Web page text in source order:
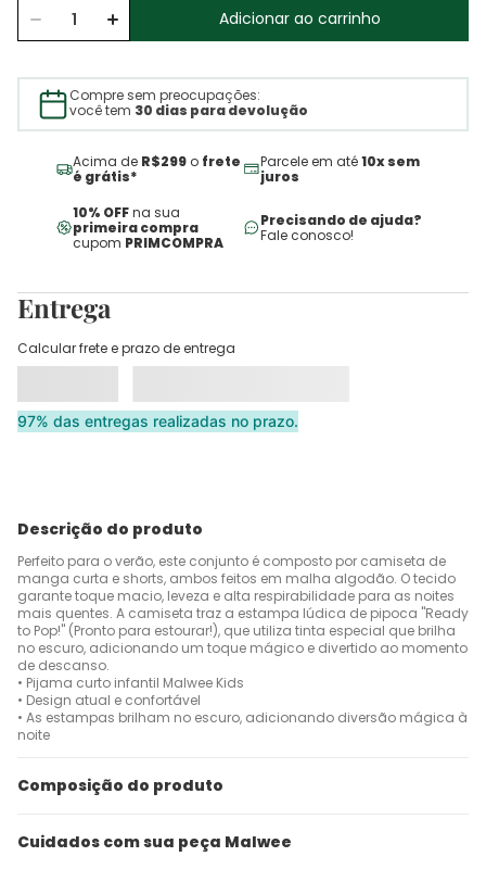
Adicionar ao carrinho
Compre sem preocupações:
você tem 30 dias para devolução
Acima de R$299 o frete
é grátis*
Parcele em até10x sem
juros
10% OFFna sua
primeira compra
cupom PRIMCOMPRA
Precisando de ajuda?
Fale conosco!
Entrega
Calcular frete e prazo de entrega
97% das entregas realizadas no prazo.
Descrição do produto
Perfeito para o verão, este conjunto é composto por camiseta de
manga curta e shorts, ambos feitos em malha algodão. O tecido
garante toque macio, leveza e alta respirabilidade para as noites
mais quentes. A camiseta traz a estampa lúdica de pipoca "Ready
to Pop!" (Pronto para estourar!), que utiliza tinta especial que brilha
no escuro, adicionando um toque mágico e divertido ao momento
de descanso.
• Pijama curto infantil Malwee Kids
• Design atual e confortável
• As estampas brilham no escuro, adicionando diversão mágica à
noite
Composição do produto
Cuidados com sua peça Malwee